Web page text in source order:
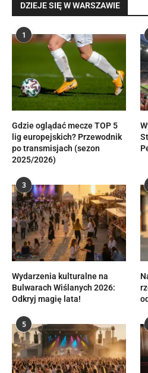
DZIEJE SIĘ W WARSZAWIE
1
Gdzie oglądać mecze TOP 5
lig europejskich? Przewodnik
po transmisjach (sezon
2025/2026)
3
Wydarzenia kulturalne na
Bulwarach Wiślanych 2026:
Odkryj magię lata!
5